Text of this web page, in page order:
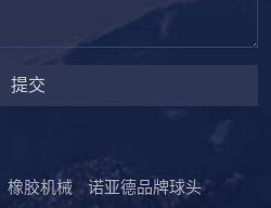
提交
橡胶机械 诺亚德品牌球头